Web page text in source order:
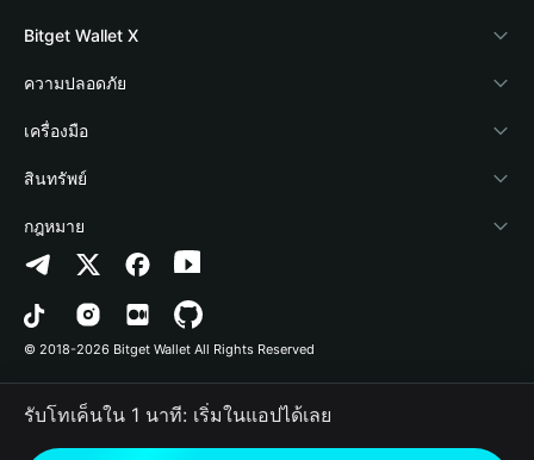
Blog
Academy
ข่าวสารด้านคริปโต
ศูนย์ช่วยเหลือ
ติดต่อเรา
ทรัพยากรข้อมูลของแบรนด์
อาชีพ
Crypto Card
Stablecoin Earn
Payfi Crypto
Crypto Swap API
Altcoin Season Index
Prediction Markets
DApp
RWA
Bitget Wallet X
นักพัฒนา
เชื่อมต่อ Wallet
Bitget Wallet Pay
ลิสต์โปรเจกต์
ความปลอดภัย
Protection Fund
เทคโนโลยีความปลอดภัย
เครื่องมือ
ซื้อคริปโต
การตรวจจับการอนุญาต
การตรวจจับสัญญา
การโอนเป็นชุด
สินทรัพย์
Arbitrum
Avalanche
Bitcoin
Polygon
กฎหมาย
นโยบายความเป็นส่วนตัว
ข้อตกลงในการใช้บริการ
© 2018-2026 Bitget Wallet All Rights Reserved
รับโทเค็นใน 1 นาที: เริ่มในแอปได้เลย